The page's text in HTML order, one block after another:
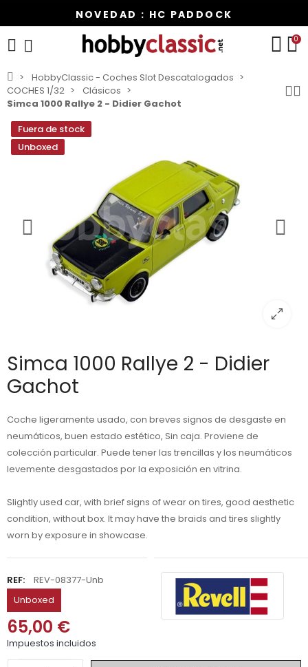
NOVEDAD : HC PADDOCK
0
HobbyClassic - Coches Slot Descatalogados
COCHES 1/32
Clásicos
Simca 1000 Rallye 2 - Didier Gachot
Fuera de stock
Unboxed
Simca 1000 Rallye 2 - Didier
Gachot
Coche ligeramente usado, con breves signos de desgaste en
neumáticos, buen estado estético, Sin caja. Proviene de
colección particular. Puede tener las trencillas y los neumáticos
levemente desgastados por la exposición en vitrina.
Slightly used car, with brief signs of wear on tires, good aesthetic
condition, without box. It may have the braids and tires slightly
worn by exposure in showcase.
REF:
REV-08377-Unb
Unboxed
65,00 €
Impuestos incluidos